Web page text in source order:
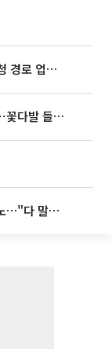
태풍 '돌핀' 오키나와 접근…일본기상청 경로 업데이트
아옳이, 한의사 김형배와 벌써 200일⋯꽃다발 들고 "프러포즈 아냐"
박문성, 축구협회 '성 접대' 보도에 분노…"다 말아먹으려고 작정했나"